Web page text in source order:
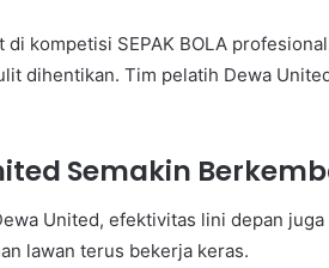
kompetisi SEPAK BOLA
dihentikan. Tim pelatih Dewa
Semakin
United, efektivitas lini depan
lawan terus bekerja keras.